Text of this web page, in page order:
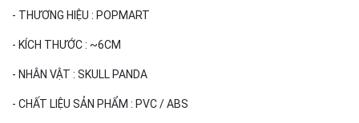
- THƯƠNG HIỆU : POPMART
- KÍCH THƯỚC : ~6CM
- NHÂN VẬT : SKULL PANDA
- CHẤT LIỆU SẢN PHẨM : PVC / ABS